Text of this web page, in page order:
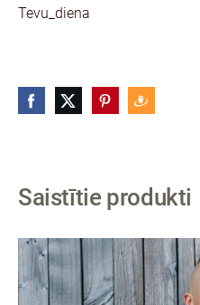
Tevu_diena
Saistītie produkti